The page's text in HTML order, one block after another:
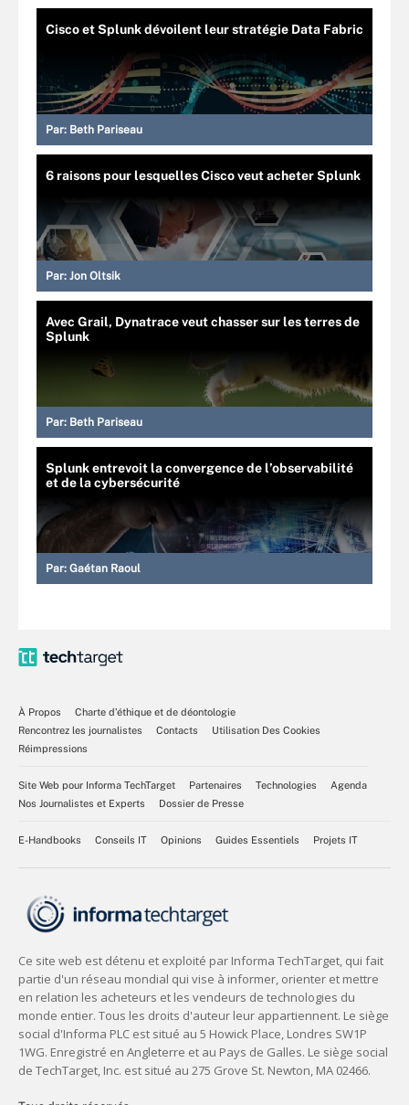
Cisco et Splunk dévoilent leur stratégie Data Fabric
Par: Beth Pariseau
6 raisons pour lesquelles Cisco veut acheter Splunk
Par: Jon Oltsik
Avec Grail, Dynatrace veut chasser sur les terres de
Splunk
Par: Beth Pariseau
Splunk entrevoit la convergence de l’observabilité
et de la cybersécurité
Par: Gaétan Raoul
À Propos
Charte d’éthique et de déontologie
Rencontrez les journalistes
Contacts
Utilisation Des Cookies
Réimpressions
Site Web pour Informa TechTarget Partenaires Technologies
Agenda
Nos Journalistes et Experts
Dossier de Presse
E-Handbooks Conseils IT Opinions Guides Essentiels Projets IT